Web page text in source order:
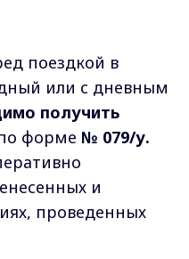
поездкой в
или с дневным
получить
форме № 079/у.
и
проведенных